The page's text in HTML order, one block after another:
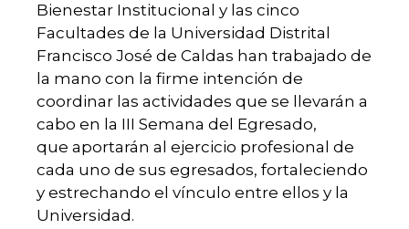
Agencia
de
noticias
Bienestar Institucional y las cinco
Facultades de la Universidad Distrital
Francisco José de Caldas han trabajado de
la mano con la firme intención de
coordinar las actividades que se llevarán a
cabo en la III Semana del Egresado,
que aportarán al ejercicio profesional de
cada uno de sus egresados, fortaleciendo
y estrechando el vínculo entre ellos y la
Universidad.